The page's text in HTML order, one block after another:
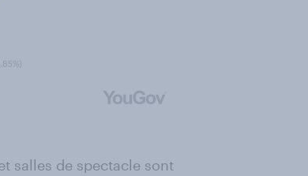
salles de spectacle sont